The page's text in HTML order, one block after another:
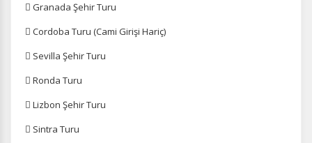
 Granada Şehir Turu
 Cordoba Turu (Cami Girişi Hariç)
 Sevilla Şehir Turu
 Ronda Turu
 Lizbon Şehir Turu
 Sintra Turu